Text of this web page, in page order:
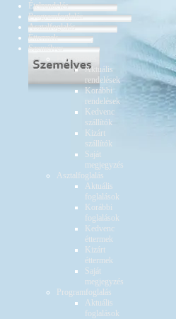
Ételrendelés
Programfoglalás
Asztalfoglalás
Éttermek
Személyes
Ételrendelés
Aktuális
rendelések
Korábbi
rendelések
Kedvenc
szállítók
Kizárt
szállítók
Saját
megjegyzés
Asztalfoglalás
Aktuális
foglalások
Korábbi
foglalások
Kedvenc
éttermek
Kizárt
éttermek
Saját
megjegyzés
Programfoglalás
Aktuális
foglalások